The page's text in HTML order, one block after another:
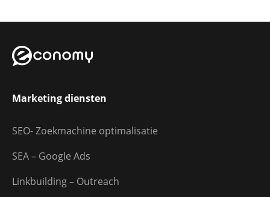
Marketing diensten
SEO- Zoekmachine optimalisatie
SEA – Google Ads
Linkbuilding – Outreach